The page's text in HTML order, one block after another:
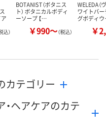
込）
BOTANIST（ボタニス
ト） ボタニカルボディ
ーソープ 【…
￥990～（税込）
WELEDA（
ワイトバ
グボディ
￥
カテゴリー
・ヘアケアのカテ